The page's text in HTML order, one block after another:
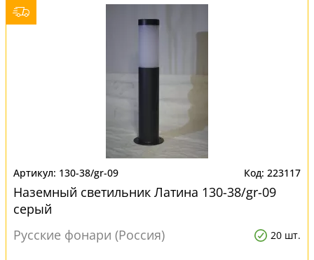
130-38/gr-09 223117
Наземный светильник Латина 130-38/gr-09
серый
Русские фонари (Россия)
20 шт.